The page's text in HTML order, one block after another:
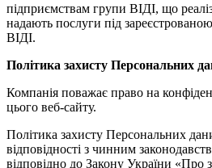
підприємствам групи ВІДІ, що
надають послуги під
ВІДІ.
Політика захисту Персональних
Компанія поважає право на
цього веб-сайту.
Політика захисту Персональних
відповідності з чинним
відповідно до Закону України «Про